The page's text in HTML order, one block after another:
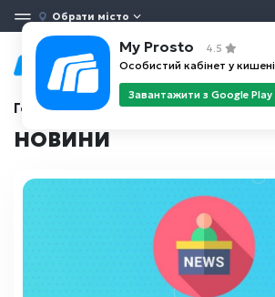
Обрати місто
Головна Новини
НОВИНИ
My Prosto 4.5
Особистий кабінет у кишені
Завантажити з Google Play